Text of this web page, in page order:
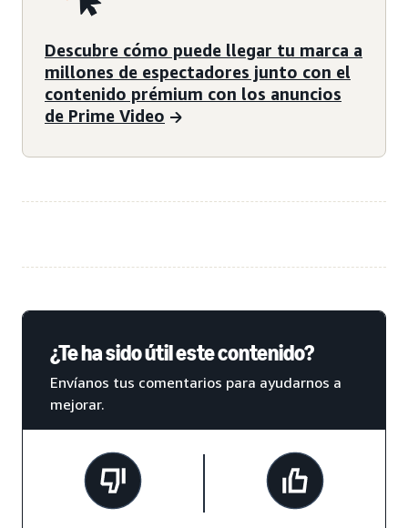
Descubre cómo puede llegar tu marca a
millones de espectadores junto con el
contenido prémium con los anuncios
de Prime Video
¿Te ha sido útil este contenido?
Envíanos tus comentarios para ayudarnos a
mejorar.